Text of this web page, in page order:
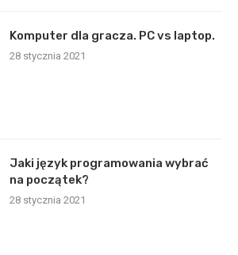
Komputer dla gracza. PC vs laptop.
28 stycznia 2021
Jaki język programowania wybrać
na początek?
28 stycznia 2021